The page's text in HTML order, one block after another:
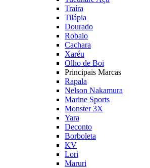
Traíra
Tilápia
Dourado
Robalo
Cachara
Xaréu
Olho de Boi
Principais Marcas
Rapala
Nelson Nakamura
Marine Sports
Monster 3X
Yara
Deconto
Borboleta
KV
Lori
Maruri